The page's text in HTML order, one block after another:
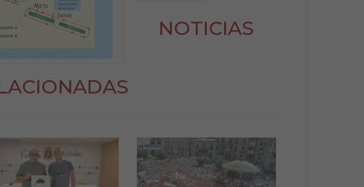
NOTICIAS